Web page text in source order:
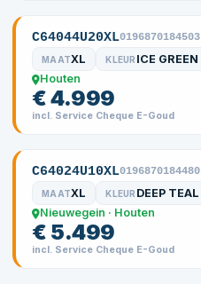
C64044U20XL0196870184503
MAATXL KLEUR ICE GREEN
Houten
€ 4.999
incl. Service Cheque E-Goud
C64024U10XL0196870184480
MAATXL KLEUR DEEP TEAL
Nieuwegein · Houten
€ 5.499
incl. Service Cheque E-Goud